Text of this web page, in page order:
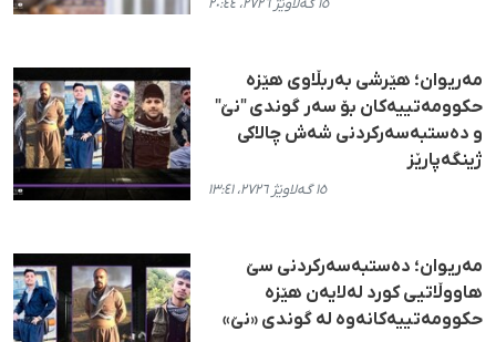
١٥ گەلاوێژ ٢٧٢٦، ٢٠:٤٤
مەریوان؛ هێرشی بەربڵاوی هێزە
حکوومەتییەکان بۆ سەر گوندی "نێ"
و دەستبەسەرکردنی شەش چالاکی
ژینگەپارێز
١٥ گەلاوێژ ٢٧٢٦، ١٣:٤١
مەریوان؛ دەستبەسەرکردنی سێ
هاووڵاتیی کورد لەلایەن هێزە
حکوومەتییەکانەوە لە گوندی «نێ»